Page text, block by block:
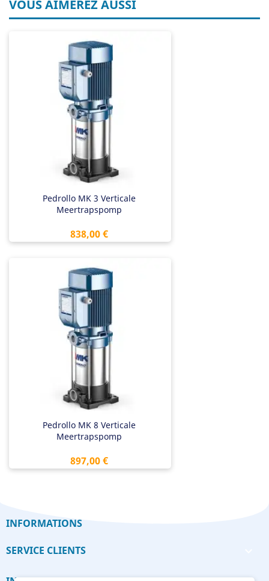
VOUS AIMEREZ AUSSI
Pedrollo MK 3 Verticale
Meertrapspomp
Prix
838,00 €
Pedrollo MK 8 Verticale
Meertrapspomp
Prix
897,00 €
INFORMATIONS
SERVICE CLIENTS